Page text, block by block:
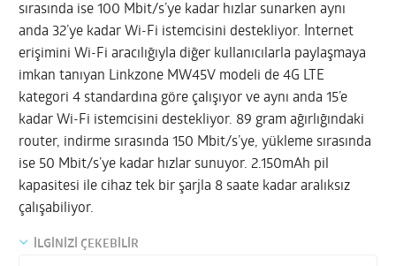
sırasında ise 100 Mbit/s’ye kadar hızlar sunarken aynı
anda 32’ye kadar Wi-Fi istemcisini destekliyor. İnternet
erişimini Wi-Fi aracılığıyla diğer kullanıcılarla paylaşmaya
imkan tanıyan Linkzone MW45V modeli de 4G LTE
kategori 4 standardına göre çalışıyor ve aynı anda 15’e
kadar Wi-Fi istemcisini destekliyor. 89 gram ağırlığındaki
router, indirme sırasında 150 Mbit/s’ye, yükleme sırasında
ise 50 Mbit/s’ye kadar hızlar sunuyor. 2.150mAh pil
kapasitesi ile cihaz tek bir şarjla 8 saate kadar aralıksız
çalışabiliyor.
İLGİNİZİ ÇEKEBİLİR